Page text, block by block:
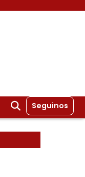
Seguinos